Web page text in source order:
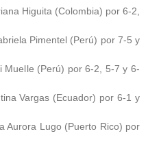
Higuita (Colombia) por 6-2,
Pimentel (Perú) por 7-5 y
Muelle (Perú) por 6-2, 5-7 y 6-
Vargas (Ecuador) por 6-1 y
Aurora Lugo (Puerto Rico) por